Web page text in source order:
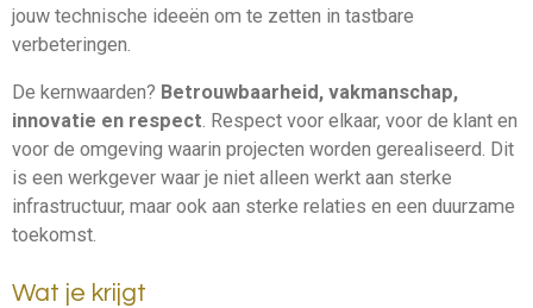
jouw technische ideeën om te zetten in tastbare
verbeteringen.
De kernwaarden? Betrouwbaarheid, vakmanschap,
innovatie en respect. Respect voor elkaar, voor de klant en
voor de omgeving waarin projecten worden gerealiseerd. Dit
is een werkgever waar je niet alleen werkt aan sterke
infrastructuur, maar ook aan sterke relaties en een duurzame
toekomst.
Wat je krijgt